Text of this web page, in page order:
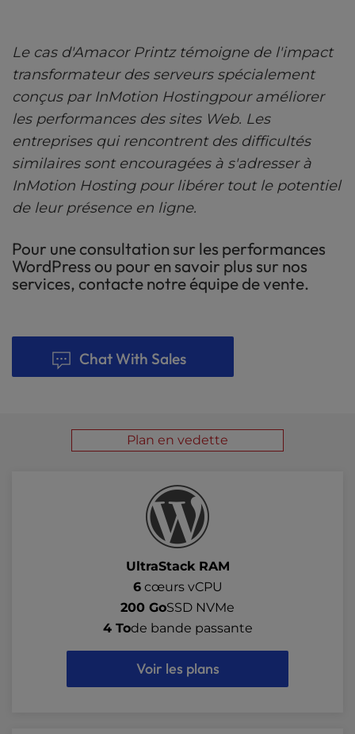
Le cas d'Amacor Printz témoigne de l'impact
transformateur des serveurs spécialement
conçus par InMotion Hostingpour améliorer
les performances des sites Web. Les
entreprises qui rencontrent des difficultés
similaires sont encouragées à s'adresser à
InMotion Hosting pour libérer tout le potentiel
de leur présence en ligne.
Pour une consultation sur les performances
WordPress ou pour en savoir plus sur nos
services, contacte notre équipe de vente.
Chat With Sales
Plan en vedette
UltraStack RAM
6cœurs vCPU
200 GoSSD NVMe
4 Tode bande passante
Voir les plans